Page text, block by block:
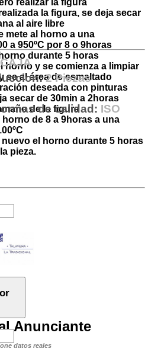
realizar la figura
la figura, se deja secar
al aire libre
mete al horno a una
a 950ºC por 8 o 9horas
durante 5 horas
horno y se comienza a limpiar
se al área de esmaltado
deseada con pinturas
secar de 30min a 2horas
de la figura
de 8 a 9horas a una
el horno durante 5 horas
pieza.
CAJA
2 Piezas
de calidad: ISO
Anunciante
datos reales